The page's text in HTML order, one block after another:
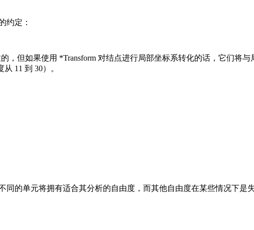
约定：
但如果使用 *Transform 对结点进行局部坐标系转化的话，它们将与
11 到 30）。
的单元将拥有适合其分析的自由度，而其他自由度在某些情况下是失